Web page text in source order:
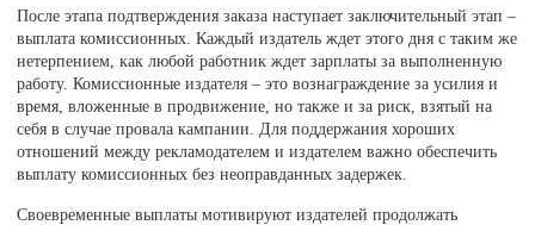
После этапа подтверждения заказа наступает заключительный этап –
выплата комиссионных. Каждый издатель ждет этого дня с таким же
нетерпением, как любой работник ждет зарплаты за выполненную
работу. Комиссионные издателя – это вознаграждение за усилия и
время, вложенные в продвижение, но также и за риск, взятый на
себя в случае провала кампании. Для поддержания хороших
отношений между рекламодателем и издателем важно обеспечить
выплату комиссионных без неоправданных задержек.
Своевременные выплаты мотивируют издателей продолжать